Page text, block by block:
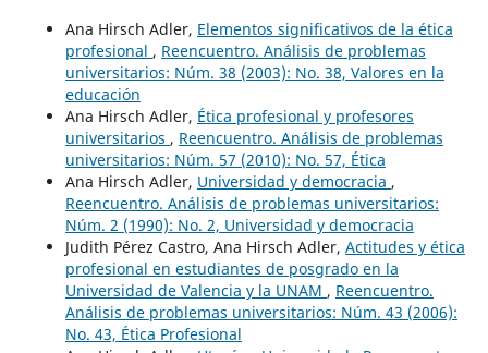
Ana Hirsch Adler, Elementos significativos de la ética
profesional , Reencuentro. Análisis de problemas
universitarios: Núm. 38 (2003): No. 38, Valores en la
educación
Ana Hirsch Adler, Ética profesional y profesores
universitarios , Reencuentro. Análisis de problemas
universitarios: Núm. 57 (2010): No. 57, Ética
Ana Hirsch Adler, Universidad y democracia ,
Reencuentro. Análisis de problemas universitarios:
Núm. 2 (1990): No. 2, Universidad y democracia
Judith Pérez Castro, Ana Hirsch Adler, Actitudes y ética
profesional en estudiantes de posgrado en la
Universidad de Valencia y la UNAM , Reencuentro.
Análisis de problemas universitarios: Núm. 43 (2006):
No. 43, Ética Profesional